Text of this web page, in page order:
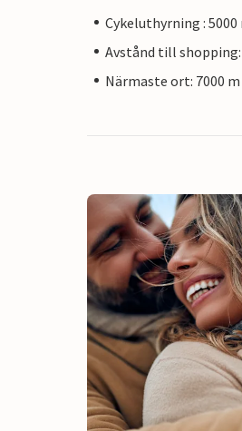
Cykeluthyrning : 5000
Avstånd till shopping:
Närmaste ort: 7000